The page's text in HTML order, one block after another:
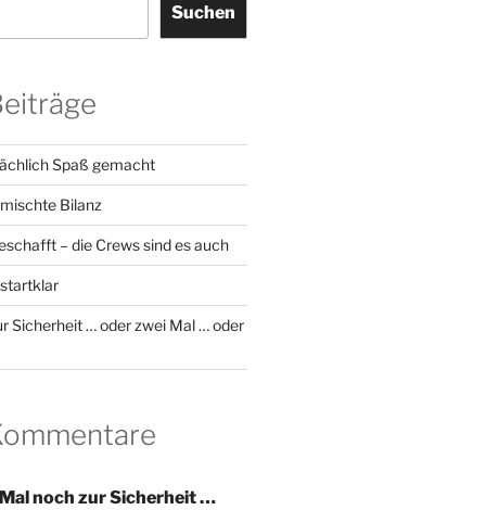
Suchen
Spaß gemacht
Bilanz
– die Crews sind es auch
Sicherheit … oder zwei Mal … oder
noch zur Sicherheit …